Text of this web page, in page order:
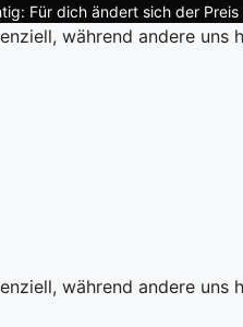
Für dich ändert sich der
während andere
während andere